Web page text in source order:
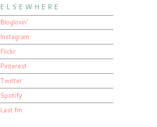
E L S E W H E R E
Bloglovin'
Instagram
Flickr
Pinterest
Twitter
Spotify
Last.fm